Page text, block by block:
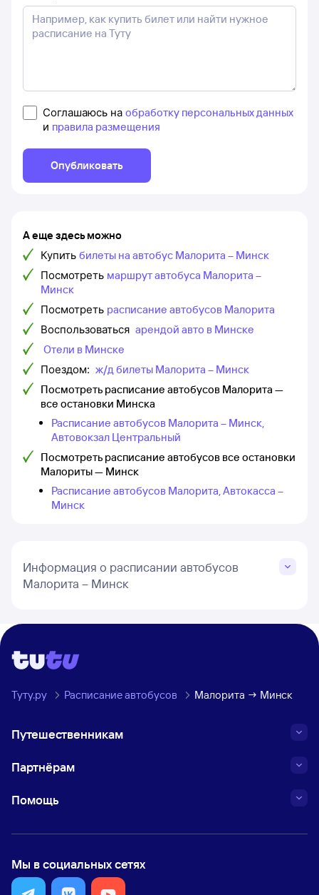
Соглашаюсь на обработку персональных данных
и правила размещения
Опубликовать
А еще здесь можно
Купить билеты на автобус Малорита – Минск
Посмотреть маршрут автобуса Малорита –
Минск
Посмотреть расписание автобусов Малорита
Воспользоваться арендой авто в Минске
Отели в Минске
Поездом: ж/д билеты Малорита – Минск
Посмотреть расписание автобусов Малорита —
все остановки Минска
Расписание автобусов Малорита – Минск,
Автовокзал Центральный
Посмотреть расписание автобусов все остановки
Малориты — Минск
Расписание автобусов Малорита, Автокасса –
Минск
Информация о расписании автобусов
Малорита – Минск
Туту.ру Расписание автобусов Малорита → Минск
Путешественникам
Партнёрам
Помощь
Мы в социальных сетях